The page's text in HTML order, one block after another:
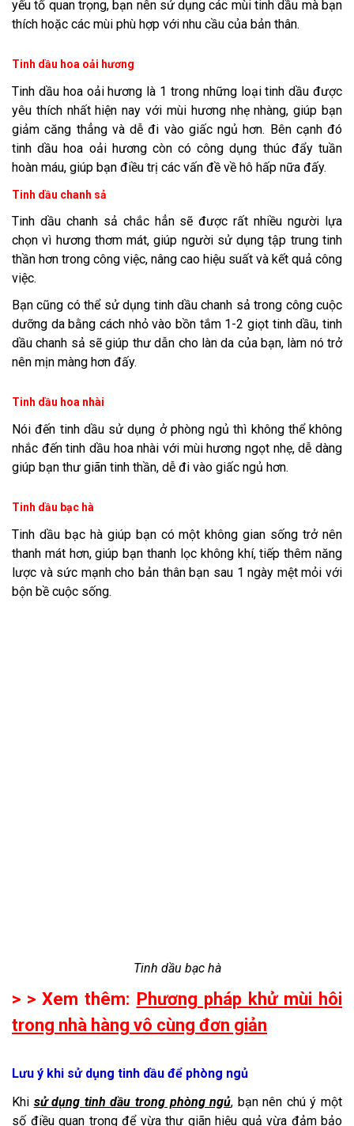
yếu tố quan trọng, bạn nên sử dụng các mùi tinh dầu mà bạn
thích hoặc các mùi phù hợp với nhu cầu của bản thân.
Tinh dầu hoa oải hương
Tinh dầu hoa oải hương là 1 trong những loại tinh dầu được
yêu thích nhất hiện nay với mùi hương nhẹ nhàng, giúp bạn
giảm căng thẳng và dễ đi vào giấc ngủ hơn. Bên cạnh đó
tinh dầu hoa oải hương còn có công dụng thúc đẩy tuần
hoàn máu, giúp bạn điều trị các vấn đề về hô hấp nữa đấy.
Tinh dầu chanh sả
Tinh dầu chanh sả chắc hẳn sẽ được rất nhiều người lựa
chọn vì hương thơm mát, giúp người sử dụng tập trung tinh
thần hơn trong công việc, nâng cao hiệu suất và kết quả công
việc.
Bạn cũng có thể sử dụng tinh dầu chanh sả trong công cuộc
dưỡng da bằng cách nhỏ vào bồn tắm 1-2 giọt tinh dầu, tinh
dầu chanh sả sẽ giúp thư dẫn cho làn da của bạn, làm nó trở
nên mịn màng hơn đấy.
Tinh dầu hoa nhài
Nói đến tinh dầu sử dụng ở phòng ngủ thì không thể không
nhắc đến tinh dầu hoa nhài với mùi hương ngọt nhẹ, dễ dàng
giúp bạn thư giãn tinh thần, dễ đi vào giấc ngủ hơn.
Tinh dầu bạc hà
Tinh dầu bạc hà giúp bạn có một không gian sống trở nên
thanh mát hơn, giúp bạn thanh lọc không khí, tiếp thêm năng
lược và sức mạnh cho bản thân bạn sau 1 ngày mệt mỏi với
bộn bề cuộc sống.
Tinh dầu bạc hà
> > Xem thêm: Phương pháp khử mùi hôi
trong nhà hàng vô cùng đơn giản
Lưu ý khi sử dụng tinh dầu để phòng ngủ
Khi sử dụng tinh dầu trong phòng ngủ, bạn nên chú ý một
số điều quan trọng để vừa thư giãn hiệu quả vừa đảm bảo